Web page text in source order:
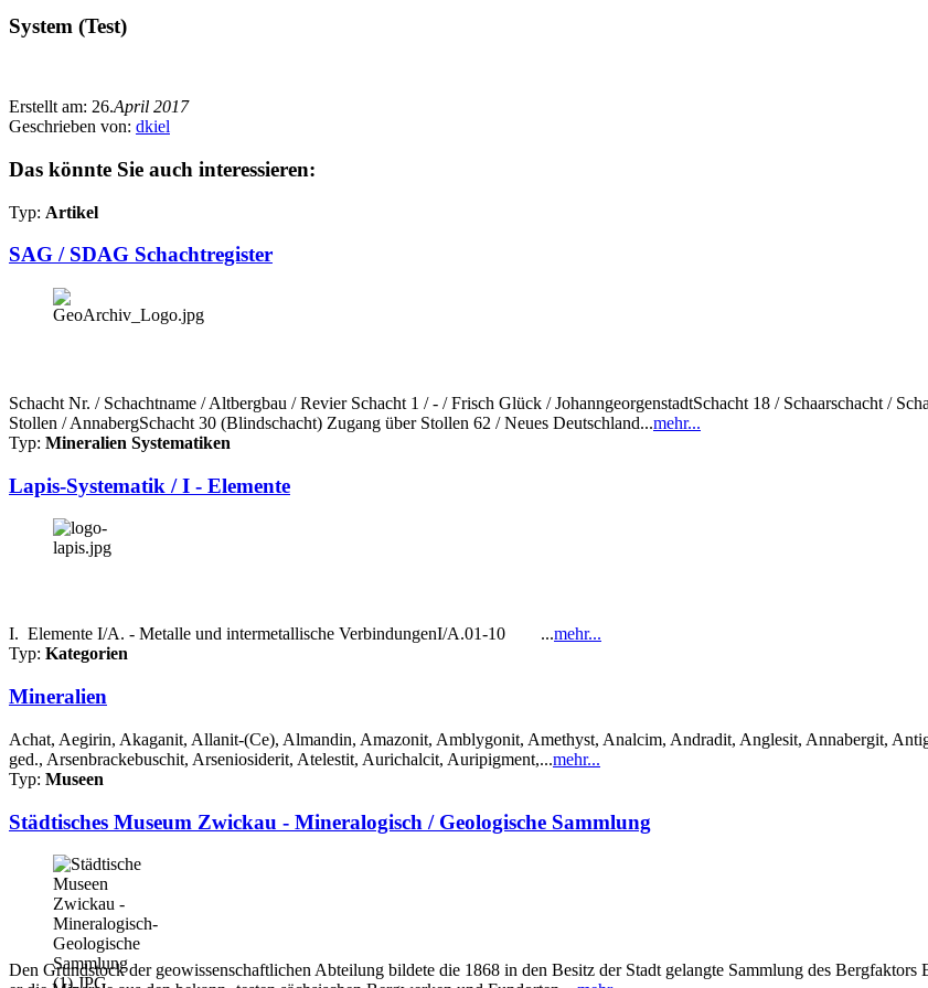
System (Test)
Erstellt am: 26.April 2017
Geschrieben von: dkiel
Das könnte Sie auch interessieren:
Typ: Artikel
SAG / SDAG Schachtregister
Schacht Nr. / Schachtname / Altbergbau / Revier Schacht 1 / - / Frisch Glück / JohanngeorgenstadtSchacht 18 / Schaarschacht /
Stollen / AnnabergSchacht 30 (Blindschacht) Zugang über Stollen 62 / Neues Deutschland...mehr...
Typ: Mineralien Systematiken
Lapis-Systematik / I - Elemente
I. Elemente I/A. - Metalle und intermetallische VerbindungenI/A.01-10 ...mehr...
Typ: Kategorien
Mineralien
Achat, Aegirin, Akaganit, Allanit-(Ce), Almandin, Amazonit, Amblygonit, Amethyst, Analcim, Andradit, Anglesit, Annabergit,
ged., Arsenbrackebuschit, Arseniosiderit, Atelestit, Aurichalcit, Auripigment,...mehr...
Typ: Museen
Städtisches Museum Zwickau - Mineralogisch / Geologische Sammlung
Den Grundstock der geowissenschaftlichen Abteilung bildete die 1868 in den Besitz der Stadt gelangte Sammlung des